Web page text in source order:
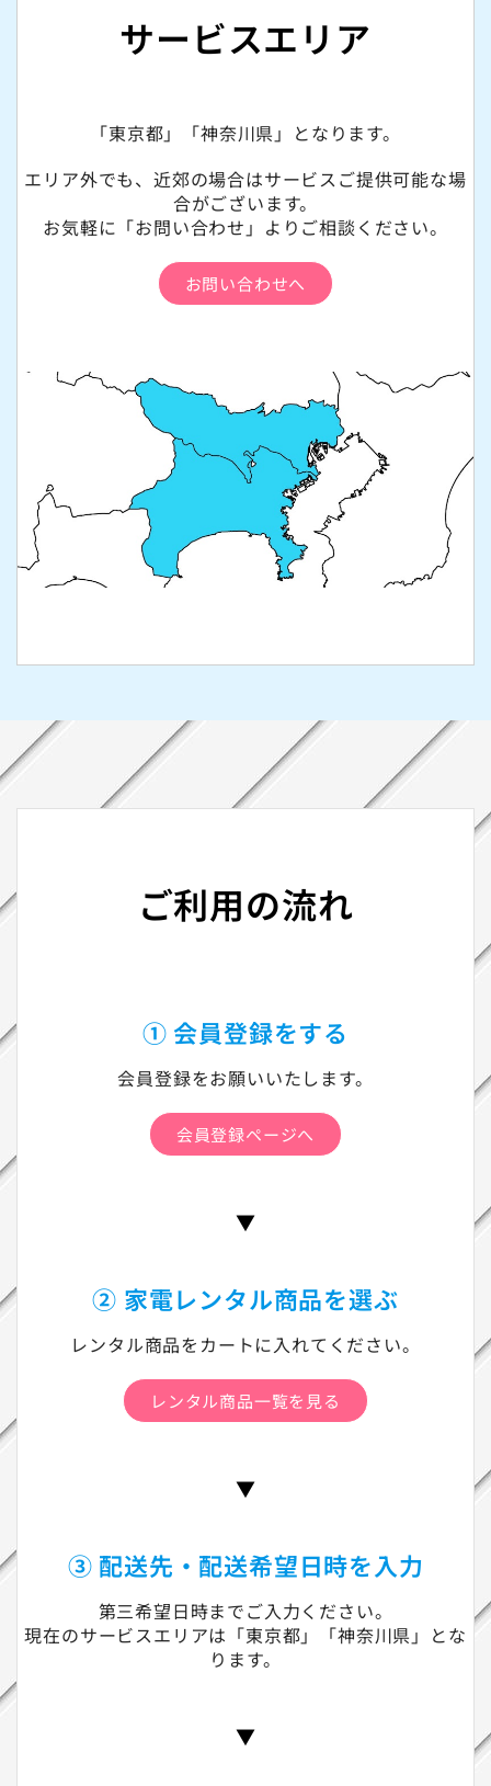
サービスエリア
「東京都」「神奈川県」となります。
エリア外でも、近郊の場合はサービスご提供可能な場
合がございます。
お気軽に「お問い合わせ」よりご相談ください。
お問い合わせへ
ご利用の流れ
① 会員登録をする
会員登録をお願いいたします。
会員登録ページへ
▼
② 家電レンタル商品を選ぶ
レンタル商品をカートに入れてください。
レンタル商品一覧を見る
▼
③ 配送先・配送希望日時を入力
第三希望日時までご入力ください。
現在のサービスエリアは「東京都」「神奈川県」とな
ります。
▼